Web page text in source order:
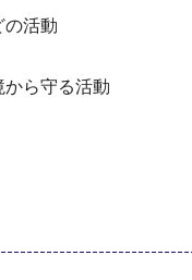
の活動
ら守る活動